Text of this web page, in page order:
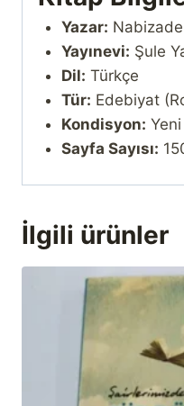
Yazar: Nabizade
Yayınevi: Şule
Dil: Türkçe
Tür: Edebiyat
Kondisyon: Yeni
Sayfa Sayısı:
İlgili ürünler